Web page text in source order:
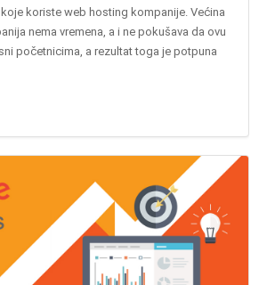
koriste web hosting kompanije. Većina
nema vremena, a i ne pokušava da ovu
početnicima, a rezultat toga je potpuna